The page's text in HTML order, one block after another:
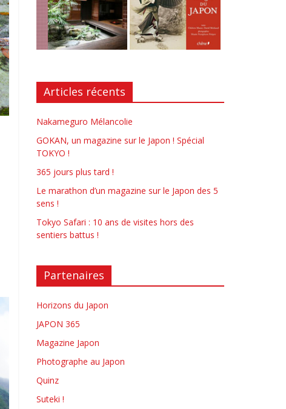
Articles récents
Nakameguro Mélancolie
GOKAN, un magazine sur le Japon ! Spécial
TOKYO !
365 jours plus tard !
Le marathon d’un magazine sur le Japon des 5
sens !
Tokyo Safari : 10 ans de visites hors des
sentiers battus !
Partenaires
Horizons du Japon
JAPON 365
Magazine Japon
Photographe au Japon
Quinz
Suteki !